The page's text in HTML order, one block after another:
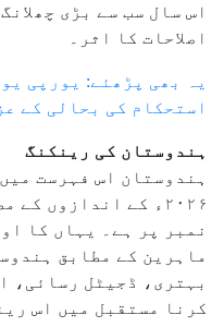
اس سال سب سے بڑی
اصلاحات کا اثر۔
یہ بھی پڑھئے: یورپی
استحکام کی بحالی کے
ہندوستان کی رینکنگ
ماہرین کے مطابق
بہتری، ڈجیٹل رسائی،
کرنا مستقبل میں اس